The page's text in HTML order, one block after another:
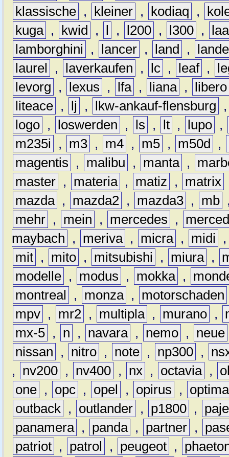
klassische , kleiner , kodiaq ,
kuga , kwid , l , l200 , l300 ,
lamborghini
, lancer , land ,
laurel
, laverkaufen , lc , leaf ,
levorg
, lexus , lfa , liana ,
libero
liteace , lj , lkw-ankauf-flensburg
logo , loswerden , ls , lt , lupo ,
m235i
, m3 , m4 , m5 , m50d ,
magentis
, malibu , manta ,
master , materia , matiz , matrix
mazda , mazda2 , mazda3 , mb
mehr , mein , mercedes ,
maybach
, meriva , micra , midi
mit , mito , mitsubishi , miura ,
modelle , modus , mokka ,
montreal
, monza , motorschaden
mpv , mr2 , multipla , murano ,
mx-5 , n , navara , nemo , neue
nissan
, nitro , note , np300 ,
,
nv200 , nv400 , nx , octavia ,
one , opc , opel , opirus ,
optima
outback , outlander , p1800 ,
panamera , panda , partner ,
patriot , patrol , peugeot ,